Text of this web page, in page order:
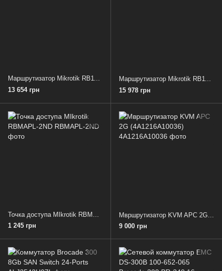
13 654 грн
15 978 грн
1 245 грн
9 000 грн